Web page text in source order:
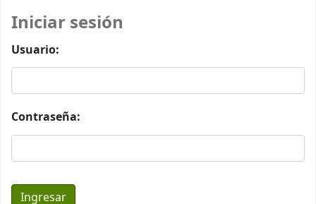
Iniciar sesión
Usuario:
Contraseña: